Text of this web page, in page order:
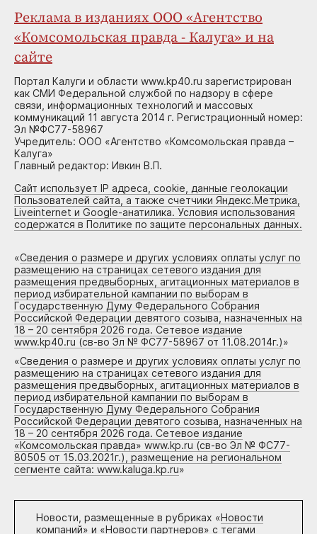
Реклама в изданиях ООО «Агентство
«Комсомольская правда - Калуга» и на
сайте
Портал Калуги и области www.kp40.ru зарегистрирован
как СМИ Федеральной службой по надзору в сфере
связи, информационных технологий и массовых
коммуникаций 11 августа 2014 г. Регистрационный номер:
Эл №ФС77-58967
Учредитель: ООО «Агентство «Комсомольская правда –
Калуга»
Главный редактор: Ивкин В.П.
Сайт использует IP адреса, cookie, данные геолокации
Пользователей сайта, а также счетчики Яндекс.Метрика,
Liveinternet и Google-анатилика. Условия использования
содержатся в Политике по защите персональных данных.
«Сведения о размере и других условиях оплаты услуг по
размещению на страницах сетевого издания для
размещения предвыборных, агитационных материалов в
период избирательной кампании по выборам в
Государственную Думу Федерального Собрания
Российской Федерации девятого созыва, назначенных на
18 – 20 сентября 2026 года. Сетевое издание
www.kp40.ru (св-во Эл № ФС77-58967 от 11.08.2014г.)»
«Сведения о размере и других условиях оплаты услуг по
размещению на страницах сетевого издания для
размещения предвыборных, агитационных материалов в
период избирательной кампании по выборам в
Государственную Думу Федерального Собрания
Российской Федерации девятого созыва, назначенных на
18 – 20 сентября 2026 года. Сетевое издание
«Комсомольская правда» www.kp.ru (св-во Эл № ФС77-
80505 от 15.03.2021г.), размещение на региональном
сегменте сайта: www.kaluga.kp.ru»
Новости, размещенные в рубриках «Новости
компаний» и «Новости партнеров» с тегами